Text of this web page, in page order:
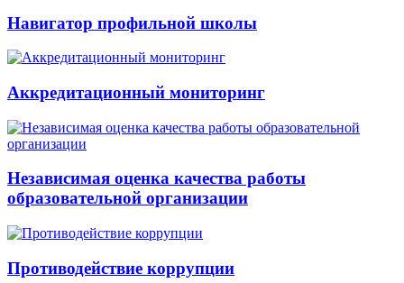
Навигатор профильной школы
Аккредитационный мониторинг
Независимая оценка качества работы
образовательной организации
Противодействие коррупции